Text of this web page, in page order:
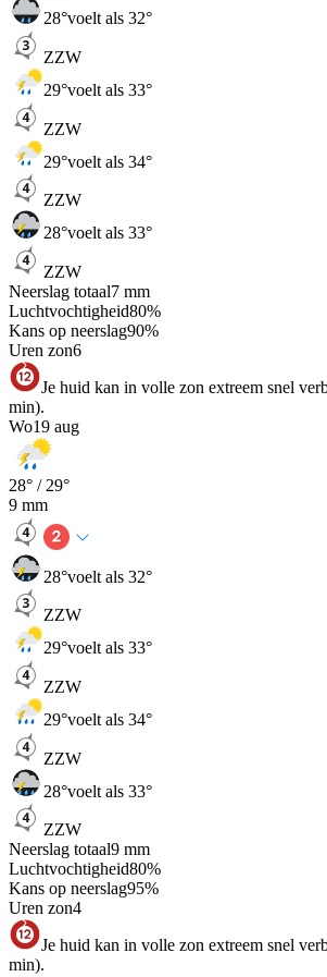
28°voelt als 32°
ZZW
29°voelt als 33°
ZZW
29°voelt als 34°
ZZW
28°voelt als 33°
ZZW
Neerslag totaal7 mm
Luchtvochtigheid80%
Kans op neerslag90%
Uren zon6
Je huid kan in volle zon extreem snel
min).
Wo19 aug
28° / 29°
9 mm
28°voelt als 32°
ZZW
29°voelt als 33°
ZZW
29°voelt als 34°
ZZW
28°voelt als 33°
ZZW
Neerslag totaal9 mm
Luchtvochtigheid80%
Kans op neerslag95%
Uren zon4
Je huid kan in volle zon extreem snel
min).